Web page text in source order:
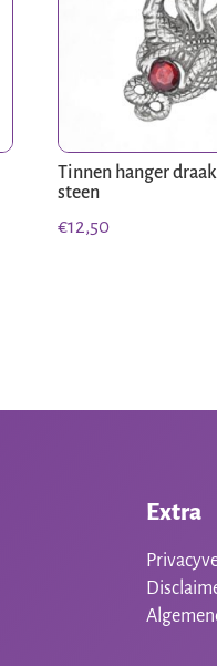
Tinnen hanger
steen
€12,50
Extra